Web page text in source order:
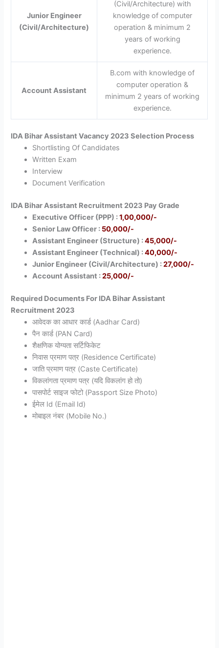
Junior Engineer
(Civil/Architecture)
(Civil/Architecture) with
knowledge of computer
operation & minimum 2
years of working
experience.
Account Assistant
B.com with knowledge of
computer operation &
minimum 2 years of working
experience.
IDA Bihar Assistant Vacancy 2023 Selection Process
Shortlisting Of Candidates
Written Exam
Interview
Document Verification
IDA Bihar Assistant Recruitment 2023 Pay Grade
Executive Officer (PPP) :1,00,000/-
Senior Law Officer : 50,000/-
Assistant Engineer (Structure) :45,000/-
Assistant Engineer (Technical) :40,000/-
Junior Engineer (Civil/Architecture) :27,000/-
Account Assistant :25,000/-
Required Documents For IDA Bihar Assistant
Recruitment 2023
आवेदक का आधार कार्ड (Aadhar Card)
पैन कार्ड (PAN Card)
शैक्षणिक योग्यता सर्टिफिकेट
निवास प्रमाण पत्र (Residence Certificate)
जाति प्रमाण पत्र (Caste Certificate)
विकलांगता प्रमाण पत्र (यदि विकलांग हो तो)
पासपोर्ट साइज फोटो (Passport Size Photo)
ईमेल Id (Email Id)
मोबाइल नंबर (Mobile No.)